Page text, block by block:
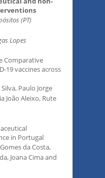
(PT)
Lopes
Comparative
19 vaccines across
Paulo Jorge
João Aleixo, Rute
in Portugal
da Costa,
Joana Cima and